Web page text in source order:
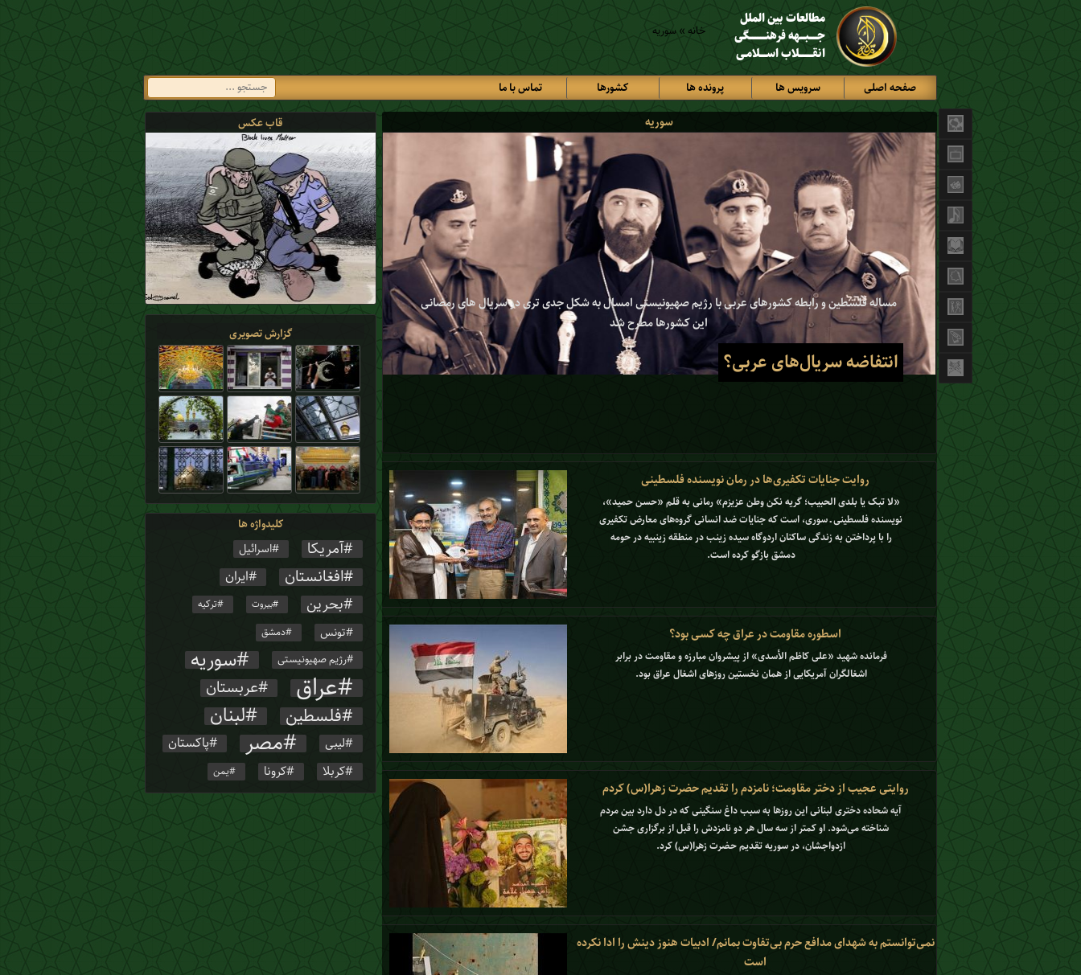
مطالعات بین الملل
جـــــبـــهه فرهنــــــــــگی
انقــــــــلاب اســــلامـی
خانه»سوریه
صفحه اصلی سرویس ها پرونده ها کشورها تماس با ما
سوریه
مساله فلسطین و رابطه کشورهای عربی با رژیم صهیونیستی امسال به
انتفاضه سریال‌های عربی؟ رزمنده‌ای که مبارز میدان «کرونا» شد/ از «فاطمیون» تا «گلشهر»
روایت جنایات تکفیری‌ها در رمان نویسنده فلسطینی
«لا تبک یا بلدی الحبیب؛ گریه نکن وطن عزیزم» رمانی به قلم «حسن حمید»،
نویسنده فلسطینی ـ سوری، است که جنایات ضد انسانی گروه‌های معارض تکفیری
را با پرداختن به زندگی ساکنان اردوگاه سیده زینب در منطقه زینبیه در حومه
دمشق بازگو کرده است.
اسطوره مقاومت در عراق چه کسی بود؟
فرمانده شهید «علی کاظم الأسدی» از پیشروان مبارزه و مقاومت در برابر
اشغالگران آمریکایی از همان نخستین روزهای اشغال عراق بود.
روایتی عجیب از دختر مقاومت؛ نامزدم را تقدیم حضرت زهرا(س) کردم
آیه شحاده دختری لبنانی این روزها به سبب داغ سنگینی که در دل دارد بین مردم
شناخته می‌شود. او کمتر از سه سال هر دو نامزدش را قبل از برگزاری جشن
ازدواجشان، در سوریه تقدیم حضرت زهرا(س) کرد.
نمی‌توانستم به شهدای مدافع حرم بی‌تفاوت بمانم/ ادبیات هنوز دینش را ادا نکرده
است
قاب عکس
گزارش تصویری
کلیدواژه ها
آمریکا اسرائیل
افغانستان ایران
بحرین بیروت ترکیه
تونس دمشق
رژیم صهیونیستی سوریه
عراق عربستان
فلسطین لبنان
لیبی مصر پاکستان
کربلا کرونا یمن